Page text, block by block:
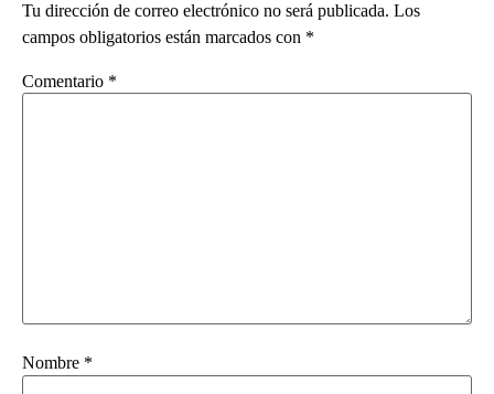
Tu dirección de correo electrónico no será publicada. Los
campos obligatorios están marcados con *
Comentario *
Nombre *